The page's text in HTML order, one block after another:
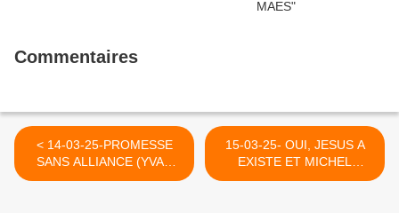
Commentaires
< 14-03-25-PROMESSE
SANS ALLIANCE (YVAN
BALCHOY)
15-03-25- OUI, JESUS A
EXISTE ET MICHEL
ONFRAY ET TANT